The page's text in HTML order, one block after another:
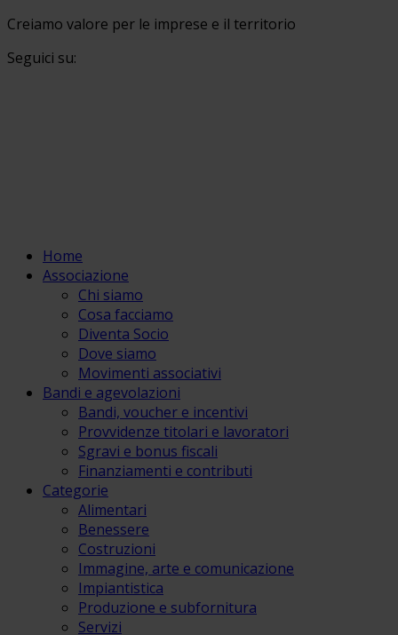
Creiamo valore per le imprese e il territorio
Seguici su:
Home
Associazione
Chi siamo
Cosa facciamo
Diventa Socio
Dove siamo
Movimenti associativi
Bandi e agevolazioni
Bandi, voucher e incentivi
Provvidenze titolari e lavoratori
Sgravi e bonus fiscali
Finanziamenti e contributi
Categorie
Alimentari
Benessere
Costruzioni
Immagine, arte e comunicazione
Impiantistica
Produzione e subfornitura
Servizi